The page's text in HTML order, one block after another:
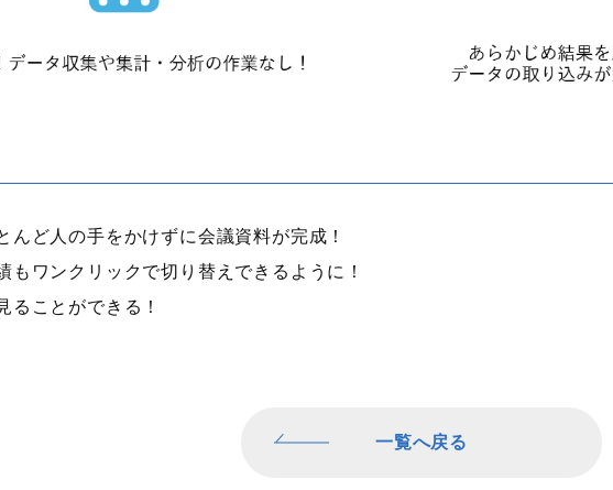
んど人の手をかけずに会議資料が完成！
もワンクリックで切り替えできるように！
ることができる！
一覧へ戻る